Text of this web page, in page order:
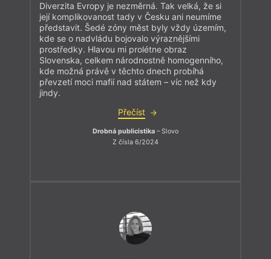
Diverzita Evropy je nezměrná. Tak velká, že si
její komplikovanost tady v Česku ani neumíme
představit. Šedé zóny měst byly vždy územím,
kde se o nadvládu bojovalo výraznějšími
prostředky. Hlavou mi prolétne obraz
Slovenska, celkem národnostně homogenního,
kde možná právě v těchto dnech probíhá
převzetí moci mafií nad státem – víc než kdy
jindy.
Přečíst
Drobná publicistika – Slovo
Z čísla 6/2024